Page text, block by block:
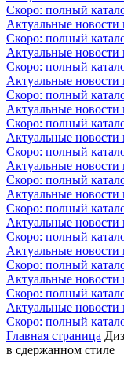
Скоро: полный
Актуальные новости
Скоро: полный
Актуальные новости
Скоро: полный
Актуальные новости
Скоро: полный
Актуальные новости
Скоро: полный
Актуальные новости
Скоро: полный
Актуальные новости
Скоро: полный
Актуальные новости
Скоро: полный
Актуальные новости
Скоро: полный
Актуальные новости
Скоро: полный
Актуальные новости
Скоро: полный
Актуальные новости
Скоро: полный
Главная страница
в сдержанном стиле